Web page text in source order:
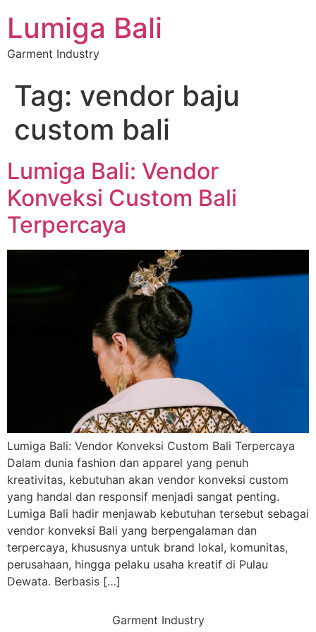
Lumiga Bali
Garment Industry
Tag: vendor baju
custom bali
Lumiga Bali: Vendor
Konveksi Custom Bali
Terpercaya
Lumiga Bali: Vendor Konveksi Custom Bali Terpercaya
Dalam dunia fashion dan apparel yang penuh
kreativitas, kebutuhan akan vendor konveksi custom
yang handal dan responsif menjadi sangat penting.
Lumiga Bali hadir menjawab kebutuhan tersebut sebagai
vendor konveksi Bali yang berpengalaman dan
terpercaya, khususnya untuk brand lokal, komunitas,
perusahaan, hingga pelaku usaha kreatif di Pulau
Dewata. Berbasis […]
Garment Industry